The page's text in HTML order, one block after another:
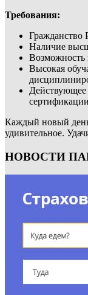
Требования:
Гражданство
Наличие
Возможность
Высокая
Действующее
Каждый новый
удивительное.
НОВОСТИ